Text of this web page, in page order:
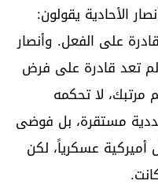
الأحادية يقولون:
على الفعل. وأنصار
لم تعد قادرة على فرض
مرتبك، لا تحكمه
مستقرة، بل فوضى
عسكرياً، لكن